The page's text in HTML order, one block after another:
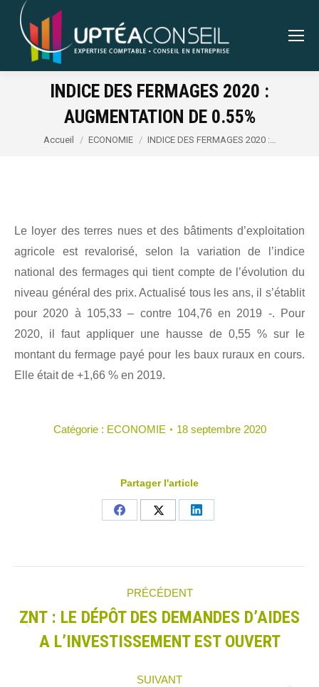
INDICE DES FERMAGES 2020 :
AUGMENTATION DE 0.55%
Vous êtes ici :
Accueil ECONOMIE INDICE DES FERMAGES 2020 :…
Le loyer des terres nues et des bâtiments d’exploitation
agricole est revalorisé, selon la variation de l’indice
national des fermages qui tient compte de l’évolution du
niveau général des prix. Actualisé tous les ans, il s’établit
pour 2020 à 105,33 – contre 104,76 en 2019 -. Pour
2020, il faut appliquer une hausse de 0,55 % sur le
montant du fermage payé pour les baux ruraux en cours.
Elle était de +1,66 % en 2019.
Catégorie : ECONOMIE 18 septembre 2020
Partager l'article
PartagerPartagerPartager
Navigation
article
PRÉCÉDENT
précédent
ZNT : LE DÉPÔT DES DEMANDES D’AIDES
A L’INVESTISSEMENT EST OUVERT
SUIVANT